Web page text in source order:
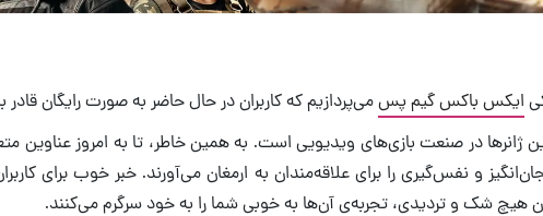
ایکس باکس گیم پسمی‌پردازیم که کاربران در حال حاضر به صورت رایگان
در صنعت بازی‌های ویدیویی است. به همین خاطر، تا به امروز عناوین
و نفس‌گیری را برای علاقه‌مندان به ارمغان می‌آورند. خبر خوب
هیچ شک و تردیدی، تجربه‌ی آن‌ها به خوبی شما را به خود سرگرم می‌کنند.